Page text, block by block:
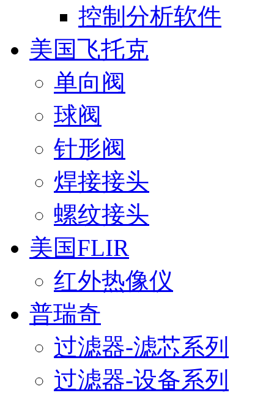
控制分析软件
美国飞托克
单向阀
球阀
针形阀
焊接接头
螺纹接头
美国FLIR
红外热像仪
普瑞奇
过滤器-滤芯系列
过滤器-设备系列